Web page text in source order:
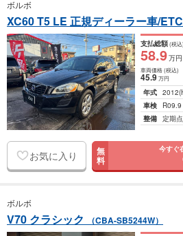
ボルボ
XC60 T5 LE 正規ディーラー車/
支払総額(税込)
58.9万円
車両価格(税込)
45.9万円
年式 2012
車検
R09.9
整備 定期
お気に入り 無
料
今すぐ
ボルボ
V70 クラシック （CBA-SB5244W）